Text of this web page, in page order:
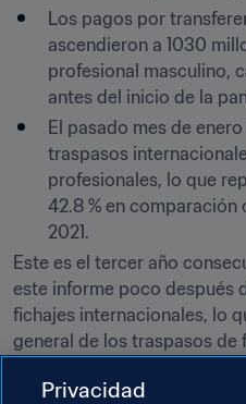
Los pagos por
ascendieron a 1030
profesional masculino,
antes del inicio de la
El pasado mes de
traspasos
profesionales, lo que
42.8 % en
2021.
Este es el tercer año
este informe poco después
fichajes internacionales, lo
general de los traspasos
Privacidad